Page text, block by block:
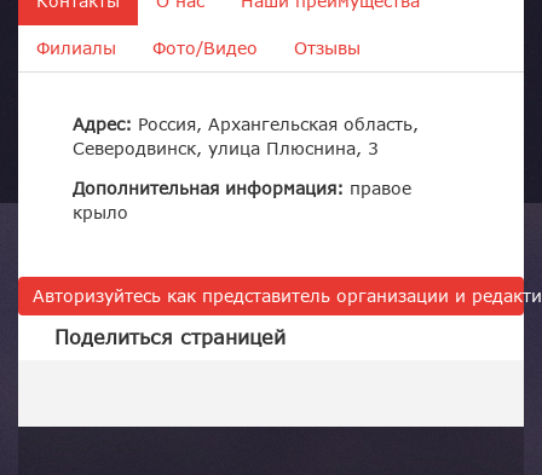
Филиалы Фото/Видео Отзывы
Адрес: Россия, Архангельская область,
Северодвинск, улица Плюснина, 3
Дополнительная информация: правое
крыло
Авторизуйтесь как представитель организации и
Поделиться страницей